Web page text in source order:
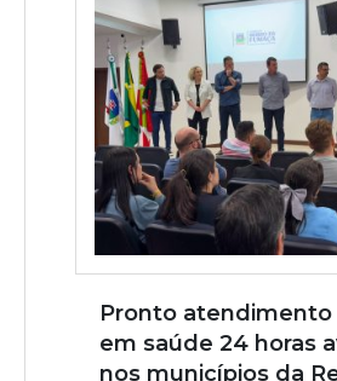
Pronto
em saúde 24 horas
nos municípios da